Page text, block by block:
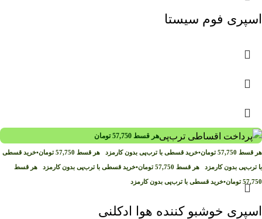
اسپری فوم سیستا
هر قسط 57,750 تومان
هر قسط 57,750 تومان•خرید قسطی با ترب‌پی بدون کارمزد هر قسط 57,750 تومان•خرید قسطی
با ترب‌پی بدون کارمزد هر قسط 57,750 تومان•خرید قسطی با ترب‌پی بدون کارمزد هر قسط
57,750 تومان•خرید قسطی با ترب‌پی بدون کارمزد
اسپری خوشبو کننده هوا ادکلنی